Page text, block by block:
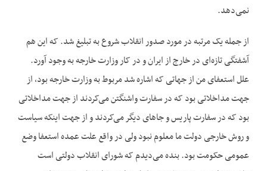
نمی‌‌دهد.
از جمله یک مرتبه در مورد صدور انقلاب شروع به تبلیغ شد. که این هم
آشفتگی تازه‌‌ای در خارج از ایران و در کار وزارت خارجه به وجود آورد.
علل استعفای من از جهاتی که اشاره شد مربوط به وزارت خارجه بود، از
جهت مداخلاتی بود که در سفارت واشنگتن می‌‌کردند از جهت مداخلاتی
بود که در سفارت پاریس و جاهای دیگر می‌‌کردند و از جهت اینکه سیاست
و روش خارجی دولت ما معلوم نبود ولی در واقع علت عمده استعفا وضع
عمومی حکومت بود. بنده می‌‌دیدم که شورای انقلاب دولتی است